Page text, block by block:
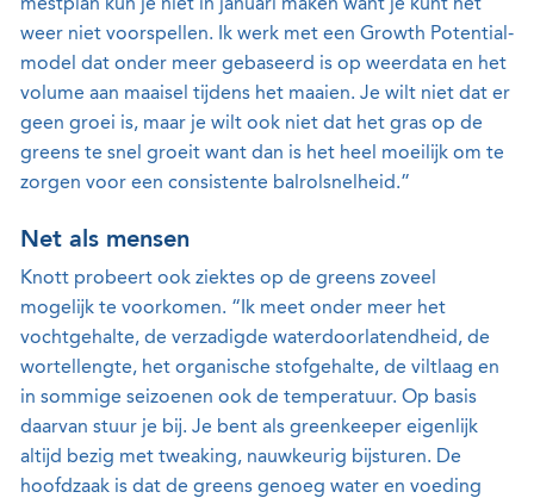
mestplan kun je niet in januari maken want je kunt het
weer niet voorspellen. Ik werk met een Growth Potential-
model dat onder meer gebaseerd is op weerdata en het
volume aan maaisel tijdens het maaien. Je wilt niet dat er
geen groei is, maar je wilt ook niet dat het gras op de
greens te snel groeit want dan is het heel moeilijk om te
zorgen voor een consistente balrolsnelheid.”
Net als mensen
Knott probeert ook ziektes op de greens zoveel
mogelijk te voorkomen. “Ik meet onder meer het
vochtgehalte, de verzadigde waterdoorlatendheid, de
wortellengte, het organische stofgehalte, de viltlaag en
in sommige seizoenen ook de temperatuur. Op basis
daarvan stuur je bij. Je bent als greenkeeper eigenlijk
altijd bezig met tweaking, nauwkeurig bijsturen. De
hoofdzaak is dat de greens genoeg water en voeding